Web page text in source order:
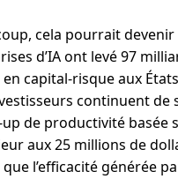
cela pourrait
d’IA ont levé 97
capital-risque aux
continuent
de productivité basée
aux 25 millions de
l’efficacité générée